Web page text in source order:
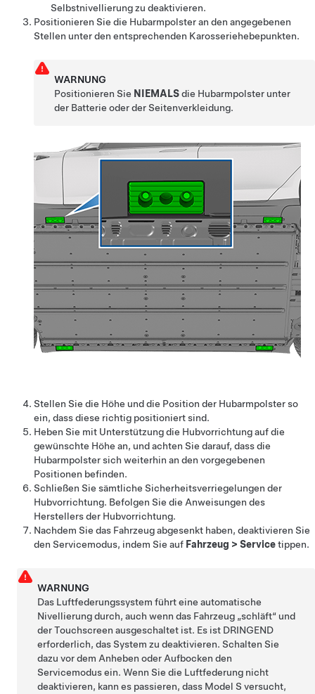
Selbstnivellierung zu deaktivieren.
Positionieren Sie die Hubarmpolster an den angegebenen
Stellen unter den entsprechenden Karosseriehebepunkten.
WARNUNG
Positionieren Sie NIEMALSdie Hubarmpolster unter
der Batterie oder der Seitenverkleidung.
Stellen Sie die Höhe und die Position der Hubarmpolster so
ein, dass diese richtig positioniert sind.
Heben Sie mit Unterstützung die Hubvorrichtung auf die
gewünschte Höhe an, und achten Sie darauf, dass die
Hubarmpolster sich weiterhin an den vorgegebenen
Positionen befinden.
Schließen Sie sämtliche Sicherheitsverriegelungen der
Hubvorrichtung. Befolgen Sie die Anweisungen des
Herstellers der Hubvorrichtung.
Nachdem Sie das Fahrzeug abgesenkt haben, deaktivieren Sie
den Servicemodus, indem Sie auf Fahrzeug > Servicetippen.
WARNUNG
Das Luftfederungssystem führt eine automatische
Nivellierung durch, auch wenn das Fahrzeug „schläft“ und
der Touchscreen ausgeschaltet ist. Es ist DRINGEND
erforderlich, das System zu deaktivieren. Schalten Sie
dazu vor dem Anheben oder Aufbocken den
Servicemodus ein. Wenn Sie die Luftfederung nicht
deaktivieren, kann es passieren, dass Model S versucht,